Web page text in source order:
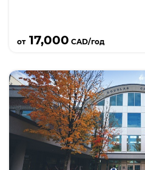
от17,000 CAD/год
Douglas College -
Британской
бакалаврских